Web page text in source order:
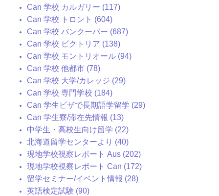
Can 学校 カルガリー (117)
Can 学校 トロント (604)
Can 学校 バンクーバー (687)
Can 学校 ビクトリア (138)
Can 学校 モントリオール (94)
Can 学校 他都市 (78)
Can 学校 大学/カレッジ (29)
Can 学校 専門学校 (184)
Can 学生ビザで長期語学留学 (29)
Can 学生寮/滞在先情報 (13)
中学生・高校生向け留学 (22)
北海道留学センターより (40)
現地学校視察レポート Aus (202)
現地学校視察レポート Can (172)
留学セミナー/イベント情報 (28)
英語検定試験 (90)